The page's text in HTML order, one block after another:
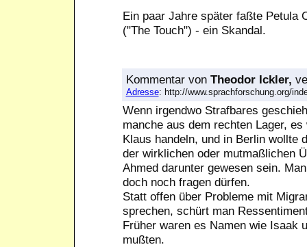
Ein paar Jahre später faßte Petula
("The Touch") - ein Skandal.
Kommentarvon Theodor Ickler,
Adresse: http://www.sprachforschung.org/
Wenn irgendwo Strafbares
manche aus dem rechten Lager,
Klaus handeln, und in Berlin wollte
der wirklichen oder mutmaßlichen
Ahmed darunter gewesen sein.
doch noch fragen dürfen.
Statt offen über Probleme mit
sprechen, schürt man
Früher waren es Namen wie Isaak
mußten.